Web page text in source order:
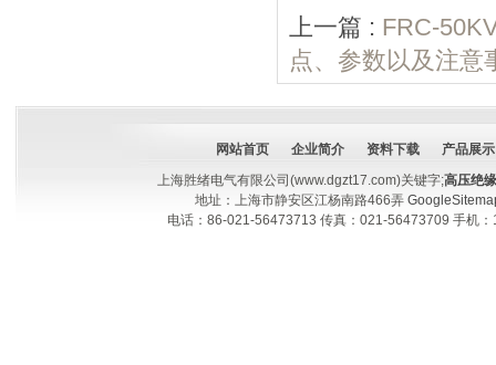
上一篇 : FRC-
点、参数以及注意
网站首页 企业简介 资料下载
产品展示
上海胜绪电气有限公司(www.dgzt17.com)关键字;高压绝
地址：上海市静安区江杨南路466弄
电话：86-021-56473713 传真：021-56473709 手机